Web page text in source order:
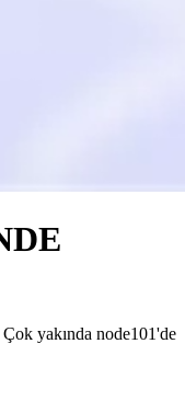
yakında node101'de